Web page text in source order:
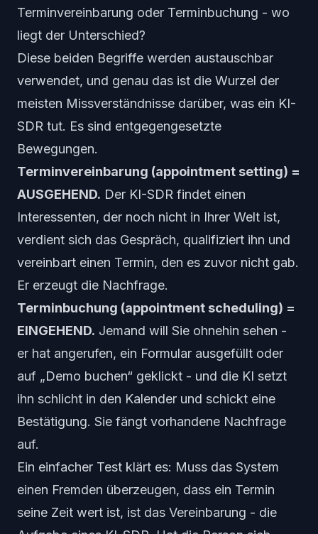
Terminvereinbarung oder Terminbuchung - wo
liegt der Unterschied?
Diese beiden Begriffe werden austauschbar
verwendet, und genau das ist die Wurzel der
meisten Missverständnisse darüber, was ein KI-
SDR tut. Es sind entgegengesetzte
Bewegungen.
Terminvereinbarung (appointment setting) =
AUSGEHEND. Der KI-SDR findet einen
Interessenten, der noch nicht in Ihrer Welt ist,
verdient sich das Gespräch, qualifiziert ihn und
vereinbart einen Termin, den es zuvor nicht gab.
Er erzeugt die Nachfrage.
Terminbuchung (appointment scheduling) =
EINGEHEND. Jemand will Sie ohnehin sehen -
er hat angerufen, ein Formular ausgefüllt oder
auf „Demo buchen“ geklickt - und die KI setzt
ihn schlicht in den Kalender und schickt eine
Bestätigung. Sie fängt vorhandene Nachfrage
auf.
Ein einfacher Test klärt es: Muss das System
einen Fremden überzeugen, dass ein Termin
seine Zeit wert ist, ist das Vereinbarung - die